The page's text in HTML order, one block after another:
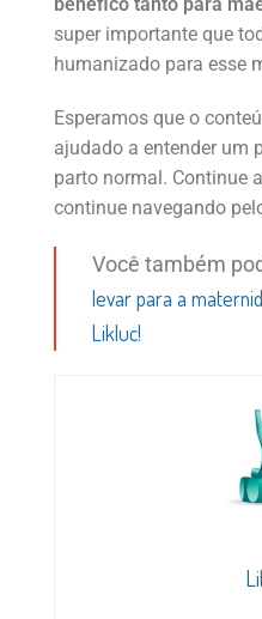
benéfico tanto para
super importante que
humanizado para esse
Esperamos que o
ajudado a entender um
parto normal. Continue
continue navegando
Você também
levar para a
Likluc!